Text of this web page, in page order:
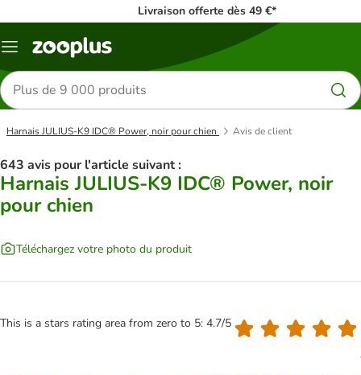
Livraison offerte dès 49 €*
Menu
Rechercher
des
produits
Harnais JULIUS-K9 IDC® Power, noir pour chien Avis de client
643 avis pour l'article suivant :
Harnais JULIUS-K9 IDC® Power, noir
pour chien
Téléchargez votre photo du produit
This is a stars rating area from zero to 5: 4.7/5